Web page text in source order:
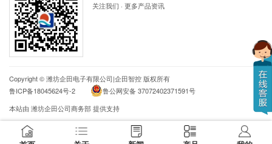
关注我们 · 更多产品资讯
Copyright ©潍坊企田电子有限公司|企田智控 版权所有
鲁ICP备18045624号-2
鲁公网安备 37072402371591号
本站由 潍坊企田公司商务部提供支持